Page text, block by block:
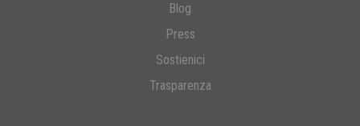
Blog
Press
Sostienici
Trasparenza